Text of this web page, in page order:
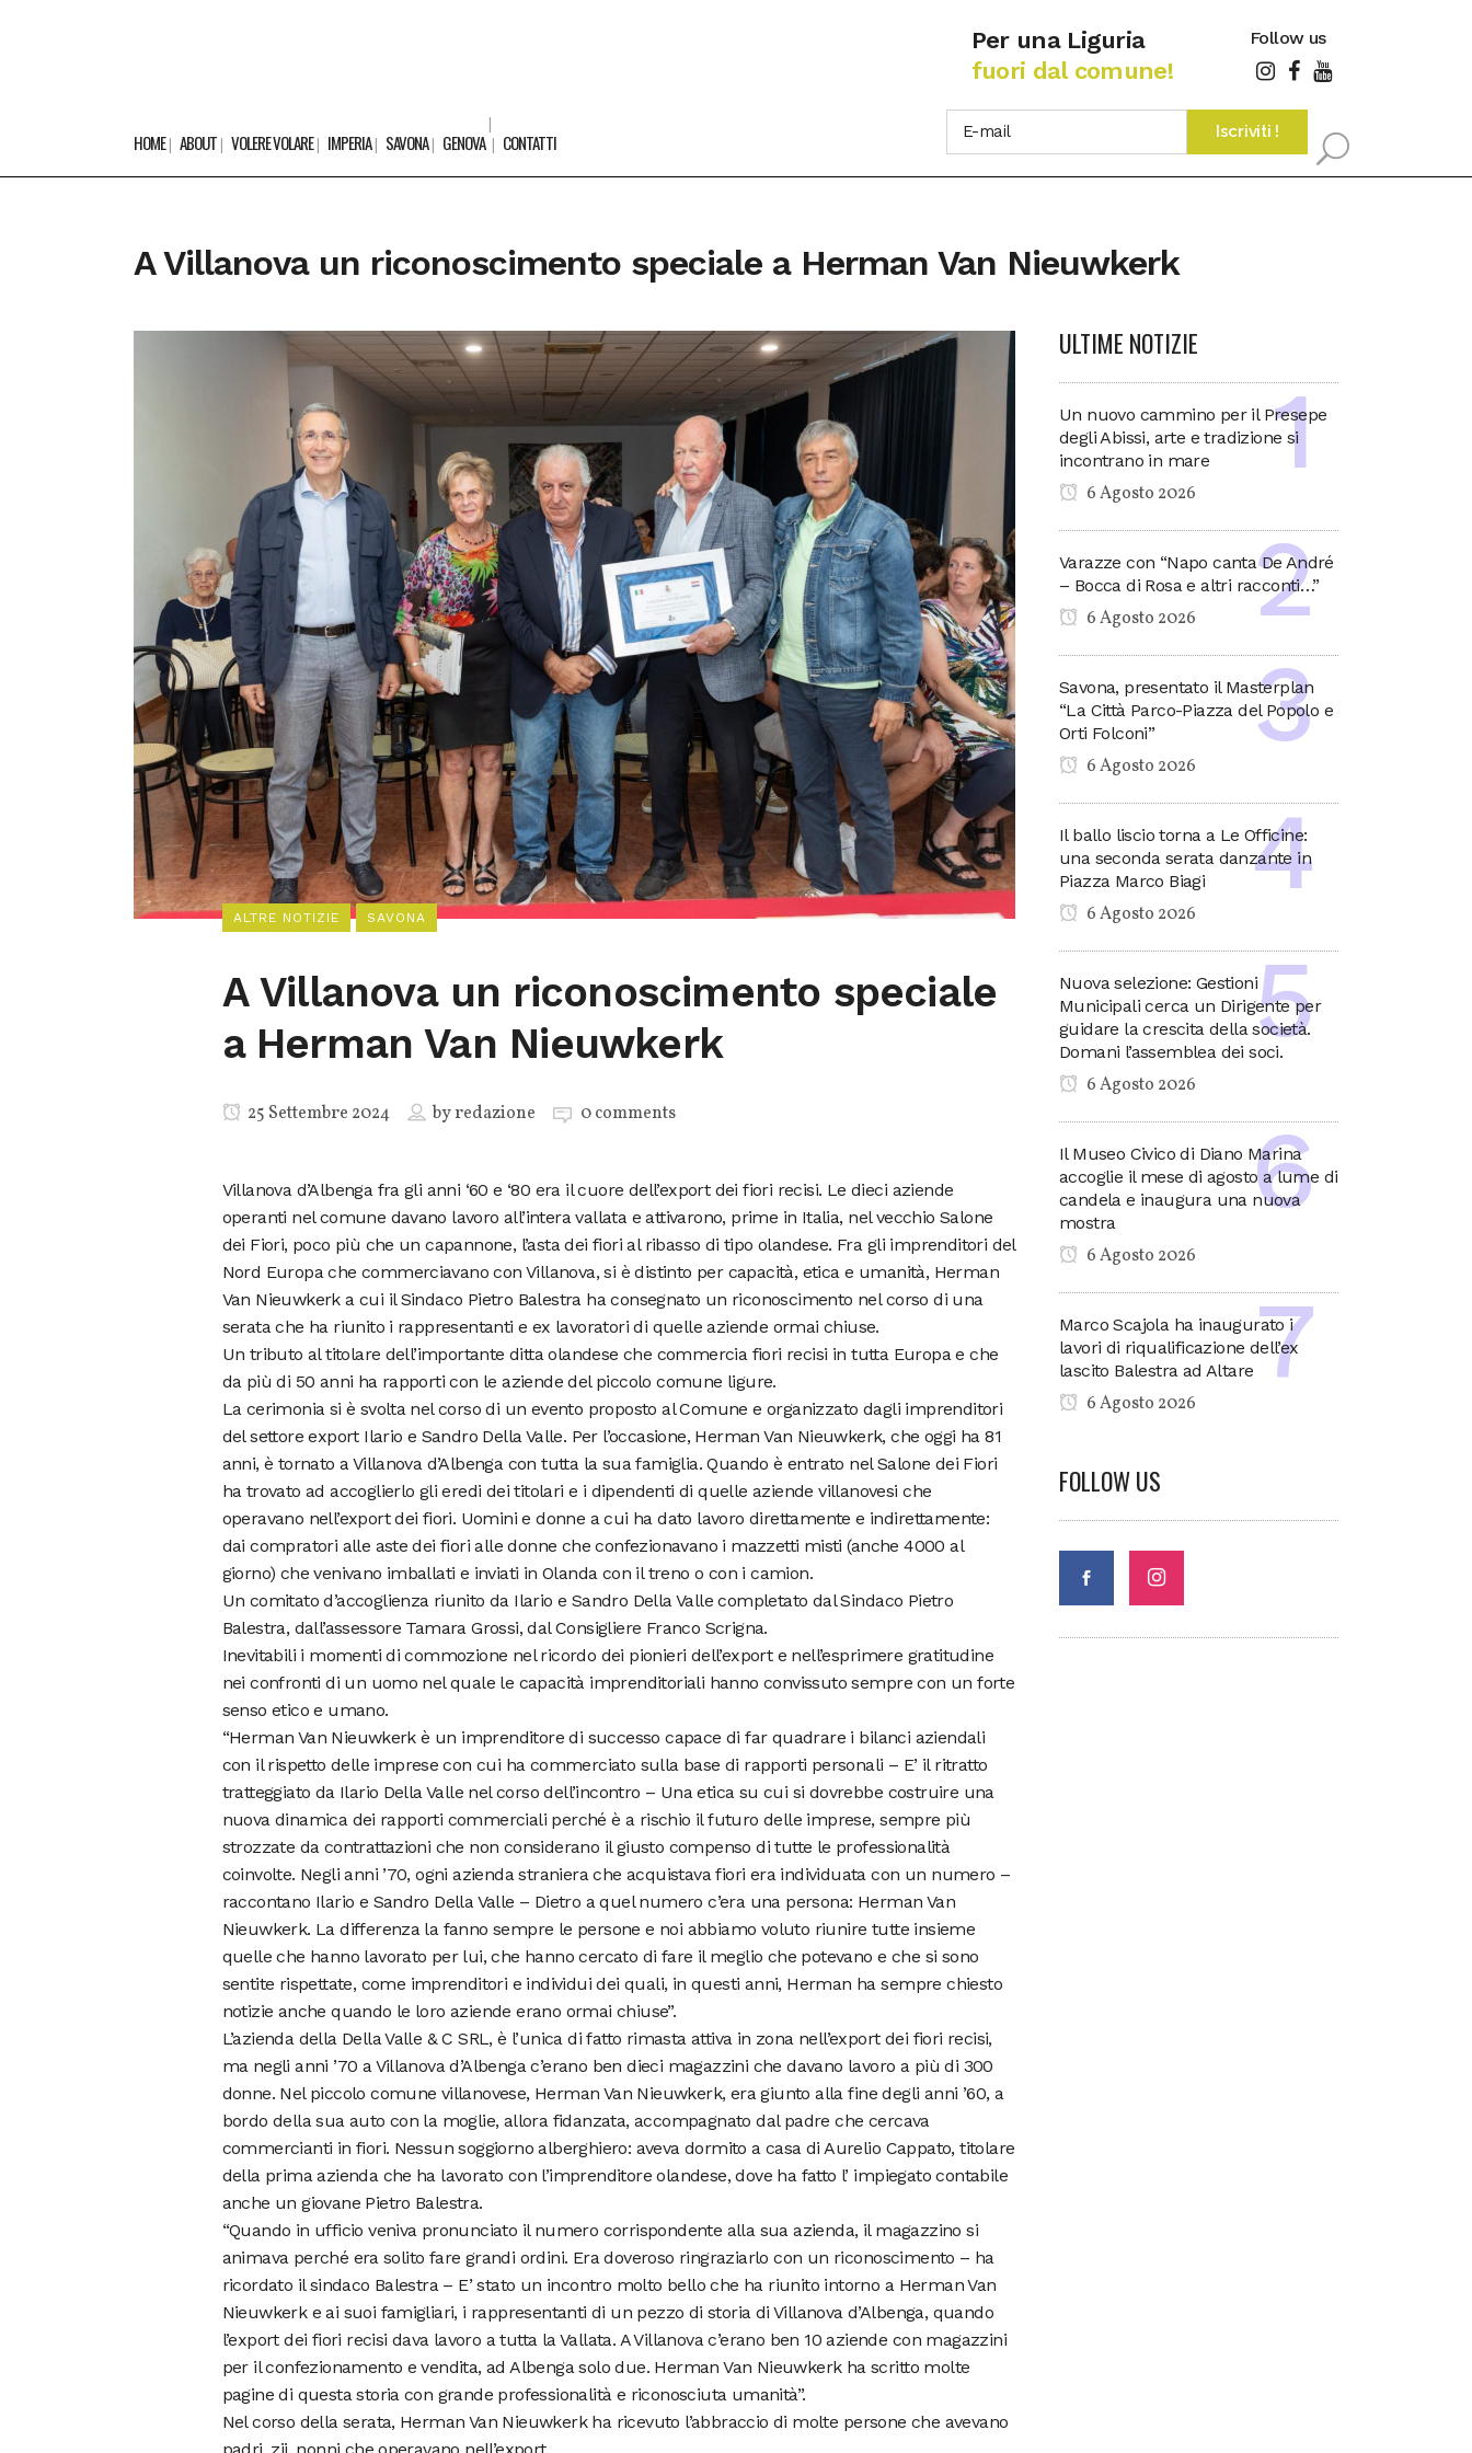
Per una Liguria
fuori dal comune!
Follow us
HOME ABOUT VOLERE VOLARE IMPERIA SAVONA GENOVA CONTATTI
A Villanova un riconoscimento speciale a Herman Van Nieuwkerk
ALTRE NOTIZIE SAVONA
A Villanova un riconoscimento speciale
a Herman Van Nieuwkerk
25 Settembre 2024 byredazione 0 comments
Villanova d’Albenga fra gli anni ‘60 e ‘80 era il cuore dell’export dei fiori recisi. Le dieci aziende
operanti nel comune davano lavoro all’intera vallata e attivarono, prime in Italia, nel vecchio Salone
dei Fiori, poco più che un capannone, l’asta dei fiori al ribasso di tipo olandese. Fra gli imprenditori del
Nord Europa che commerciavano con Villanova, si è distinto per capacità, etica e umanità, Herman
Van Nieuwkerk a cui il Sindaco Pietro Balestra ha consegnato un riconoscimento nel corso di una
serata che ha riunito i rappresentanti e ex lavoratori di quelle aziende ormai chiuse.
Un tributo al titolare dell’importante ditta olandese che commercia fiori recisi in tutta Europa e che
da più di 50 anni ha rapporti con le aziende del piccolo comune ligure.
La cerimonia si è svolta nel corso di un evento proposto al Comune e organizzato dagli imprenditori
del settore export Ilario e Sandro Della Valle. Per l’occasione, Herman Van Nieuwkerk, che oggi ha 81
anni, è tornato a Villanova d’Albenga con tutta la sua famiglia. Quando è entrato nel Salone dei Fiori
ha trovato ad accoglierlo gli eredi dei titolari e i dipendenti di quelle aziende villanovesi che
operavano nell’export dei fiori. Uomini e donne a cui ha dato lavoro direttamente e indirettamente:
dai compratori alle aste dei fiori alle donne che confezionavano i mazzetti misti (anche 4000 al
giorno) che venivano imballati e inviati in Olanda con il treno o con i camion.
Un comitato d’accoglienza riunito da Ilario e Sandro Della Valle completato dal Sindaco Pietro
Balestra, dall’assessore Tamara Grossi, dal Consigliere Franco Scrigna.
Inevitabili i momenti di commozione nel ricordo dei pionieri dell’export e nell’esprimere gratitudine
nei confronti di un uomo nel quale le capacità imprenditoriali hanno convissuto sempre con un forte
senso etico e umano.
“Herman Van Nieuwkerk è un imprenditore di successo capace di far quadrare i bilanci aziendali
con il rispetto delle imprese con cui ha commerciato sulla base di rapporti personali – E’ il ritratto
tratteggiato da Ilario Della Valle nel corso dell’incontro – Una etica su cui si dovrebbe costruire una
nuova dinamica dei rapporti commerciali perché è a rischio il futuro delle imprese, sempre più
strozzate da contrattazioni che non considerano il giusto compenso di tutte le professionalità
coinvolte. Negli anni ’70, ogni azienda straniera che acquistava fiori era individuata con un numero –
raccontano Ilario e Sandro Della Valle – Dietro a quel numero c’era una persona: Herman Van
Nieuwkerk. La differenza la fanno sempre le persone e noi abbiamo voluto riunire tutte insieme
quelle che hanno lavorato per lui, che hanno cercato di fare il meglio che potevano e che si sono
sentite rispettate, come imprenditori e individui dei quali, in questi anni, Herman ha sempre chiesto
notizie anche quando le loro aziende erano ormai chiuse”.
L’azienda della Della Valle & C SRL, è l’unica di fatto rimasta attiva in zona nell’export dei fiori recisi,
ma negli anni ’70 a Villanova d’Albenga c’erano ben dieci magazzini che davano lavoro a più di 300
donne. Nel piccolo comune villanovese, Herman Van Nieuwkerk, era giunto alla fine degli anni ’60, a
bordo della sua auto con la moglie, allora fidanzata, accompagnato dal padre che cercava
commercianti in fiori. Nessun soggiorno alberghiero: aveva dormito a casa di Aurelio Cappato, titolare
della prima azienda che ha lavorato con l’imprenditore olandese, dove ha fatto l’ impiegato contabile
anche un giovane Pietro Balestra.
“Quando in ufficio veniva pronunciato il numero corrispondente alla sua azienda, il magazzino si
animava perché era solito fare grandi ordini. Era doveroso ringraziarlo con un riconoscimento – ha
ricordato il sindaco Balestra – E’ stato un incontro molto bello che ha riunito intorno a Herman Van
Nieuwkerk e ai suoi famigliari, i rappresentanti di un pezzo di storia di Villanova d’Albenga, quando
l’export dei fiori recisi dava lavoro a tutta la Vallata. A Villanova c’erano ben 10 aziende con magazzini
per il confezionamento e vendita, ad Albenga solo due. Herman Van Nieuwkerk ha scritto molte
pagine di questa storia con grande professionalità e riconosciuta umanità”.
Nel corso della serata, Herman Van Nieuwkerk ha ricevuto l’abbraccio di molte persone che avevano
padri, zii, nonni che operavano nell’export.
ULTIME NOTIZIE
Un nuovo cammino per il Presepe
degli Abissi, arte e tradizione si
incontrano in mare
6 Agosto 2026
Varazze con “Napo canta De André
– Bocca di Rosa e altri racconti…”
6 Agosto 2026
Savona, presentato il Masterplan
“La Città Parco-Piazza del Popolo e
Orti Folconi”
6 Agosto 2026
Il ballo liscio torna a Le Officine:
una seconda serata danzante in
Piazza Marco Biagi
6 Agosto 2026
Nuova selezione: Gestioni
Municipali cerca un Dirigente per
guidare la crescita della società.
Domani l’assemblea dei soci.
6 Agosto 2026
Il Museo Civico di Diano Marina
accoglie il mese di agosto a lume di
candela e inaugura una nuova
mostra
6 Agosto 2026
Marco Scajola ha inaugurato i
lavori di riqualificazione dell’ex
lascito Balestra ad Altare
6 Agosto 2026
FOLLOW US